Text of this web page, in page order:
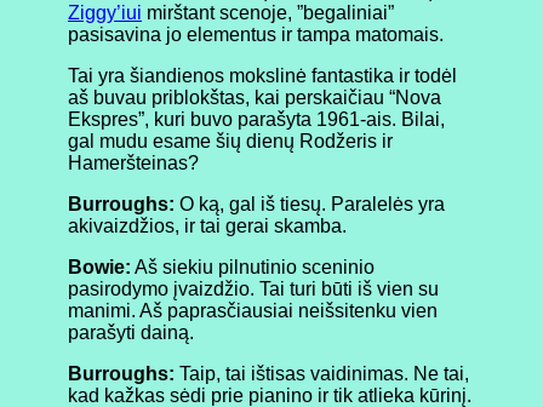
Ziggy’iui mirštant scenoje, ”begaliniai”
pasisavina jo elementus ir tampa matomais.
Tai yra šiandienos mokslinė fantastika ir todėl
aš buvau priblokštas, kai perskaičiau “Nova
Ekspres”, kuri buvo parašyta 1961-ais. Bilai,
gal mudu esame šių dienų Rodžeris ir
Hameršteinas?
Burroughs: O ką, gal iš tiesų. Paralelės yra
akivaizdžios, ir tai gerai skamba.
Bowie: Aš siekiu pilnutinio sceninio
pasirodymo įvaizdžio. Tai turi būti iš vien su
manimi. Aš paprasčiausiai neišsitenku vien
parašyti dainą.
Burroughs: Taip, tai ištisas vaidinimas. Ne tai,
kad kažkas sėdi prie pianino ir tik atlieka kūrinį.